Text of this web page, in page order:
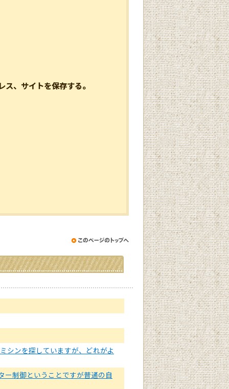
、サイトを保存する。
シンを探していますが、どれがよ
ー制御ということですが普通の自